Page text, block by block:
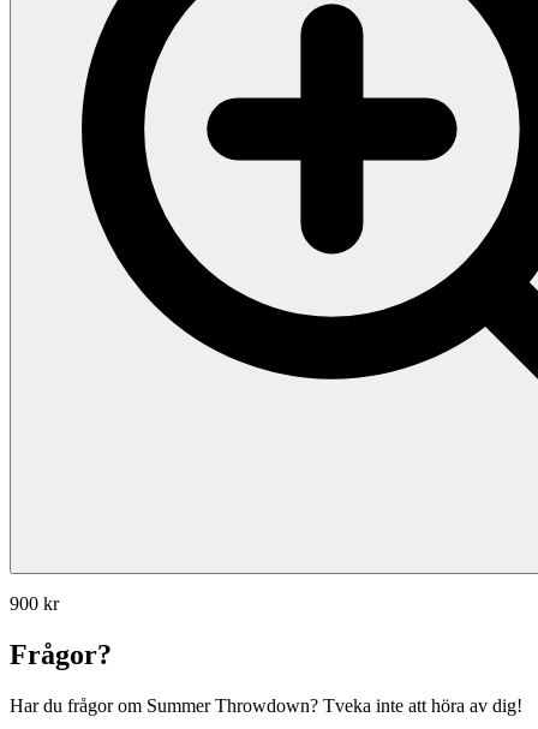
900 kr
Frågor?
Har du frågor om Summer Throwdown? Tveka inte att höra av dig!